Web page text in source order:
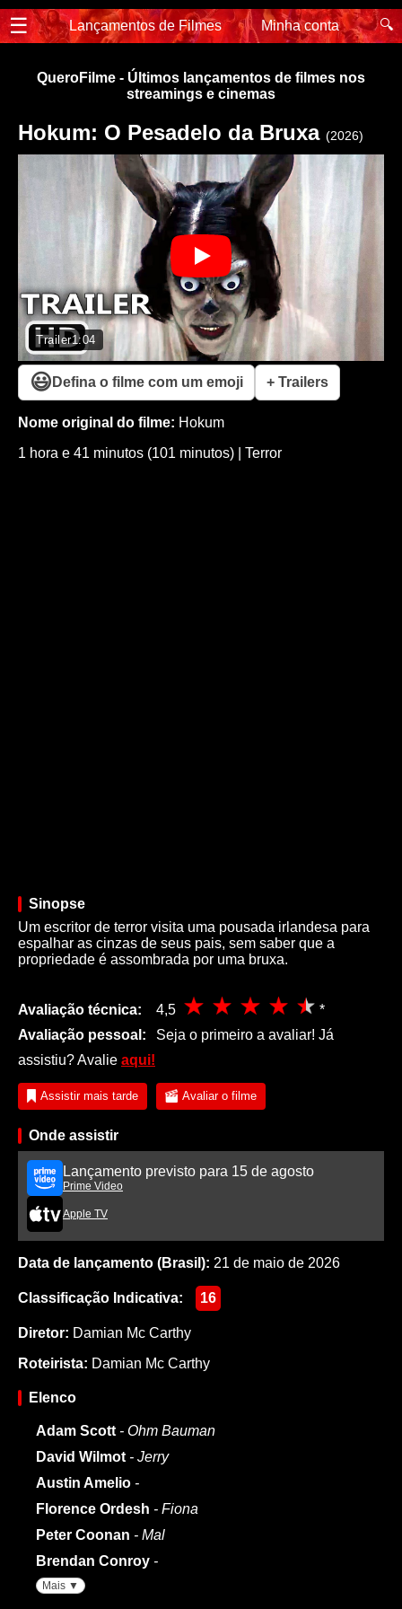
☰ Lançamentos de Filmes Minha conta 🔍
QueroFilme - Últimos lançamentos de filmes nos
streamings e cinemas
Hokum: O Pesadelo da Bruxa (2026)
Trailer1:04
😃 Defina o filme com um emoji + Trailers
Nome original do filme: Hokum
1 hora e 41 minutos (101 minutos)
Terror
Sinopse
Um escritor de terror visita uma pousada irlandesa para
espalhar as cinzas de seus pais, sem saber que a
propriedade é assombrada por uma bruxa.
Avaliação técnica: 4,5
*
Avaliação pessoal:
Seja o primeiro a avaliar! Já
assistiu? Avalie aqui!
Assistir mais tarde Avaliar o filme
Onde assistir
Lançamento previsto para 15 de agosto
Prime Video
Apple TV
Data de lançamento (Brasil): 21 de maio de 2026
Classificação Indicativa: 16
Diretor: Damian Mc Carthy
Roteirista: Damian Mc Carthy
Elenco
Adam Scott - Ohm Bauman
David Wilmot - Jerry
Austin Amelio -
Florence Ordesh - Fiona
Peter Coonan - Mal
Brendan Conroy -
Mais ▼